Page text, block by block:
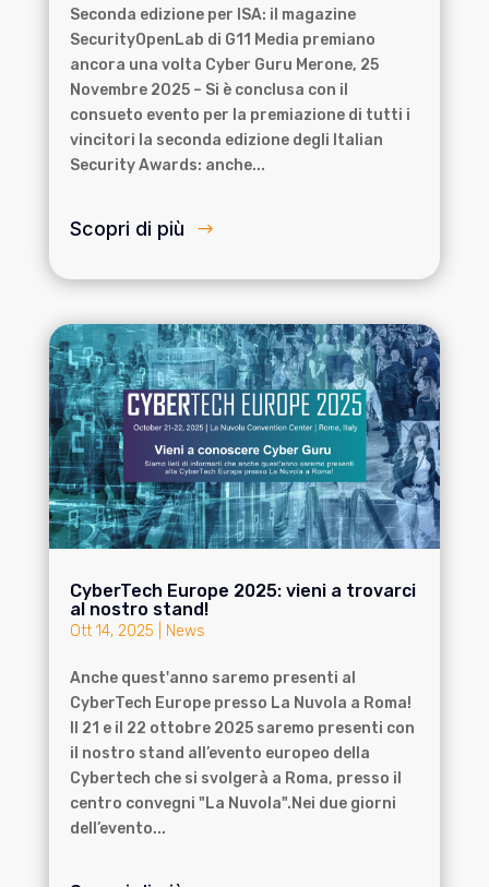
Seconda edizione per ISA: il magazine
SecurityOpenLab di G11 Media premiano
ancora una volta Cyber Guru Merone, 25
Novembre 2025 – Si è conclusa con il
consueto evento per la premiazione di tutti i
vincitori la seconda edizione degli Italian
Security Awards: anche...
Scopri di più
CyberTech Europe 2025: vieni a trovarci
al nostro stand!
Ott 14, 2025 News
Anche quest'anno saremo presenti al
CyberTech Europe presso La Nuvola a Roma!
Il 21 e il 22 ottobre 2025 saremo presenti con
il nostro stand all’evento europeo della
Cybertech che si svolgerà a Roma, presso il
centro convegni "La Nuvola".Nei due giorni
dell’evento...